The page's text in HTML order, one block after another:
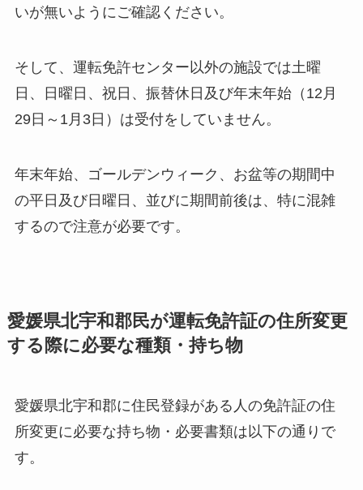
いが無いようにご確認ください。
そして、運転免許センター以外の施設では土曜
日、日曜日、祝日、振替休日及び年末年始（12月
29日～1月3日）は受付をしていません。
年末年始、ゴールデンウィーク、お盆等の期間中
の平日及び日曜日、並びに期間前後は、特に混雑
するので注意が必要です。
愛媛県北宇和郡民が運転免許証の住所変更
する際に必要な種類・持ち物
愛媛県北宇和郡に住民登録がある人の免許証の住
所変更に必要な持ち物・必要書類は以下の通りで
す。